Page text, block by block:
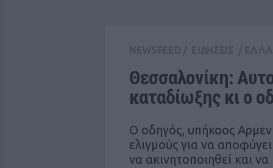
Θεσσαλονίκη:
καταδίωξης κι ο
Ο οδηγός, υπήκοος
ελιγμούς για να
να ακινητοποιηθεί και